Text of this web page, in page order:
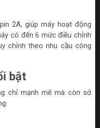
2A, giúp máy hoạt động
có đến 6 mức điều chỉnh
chỉnh theo nhu cầu công
bật
chỉ mạnh mẽ mà còn sở